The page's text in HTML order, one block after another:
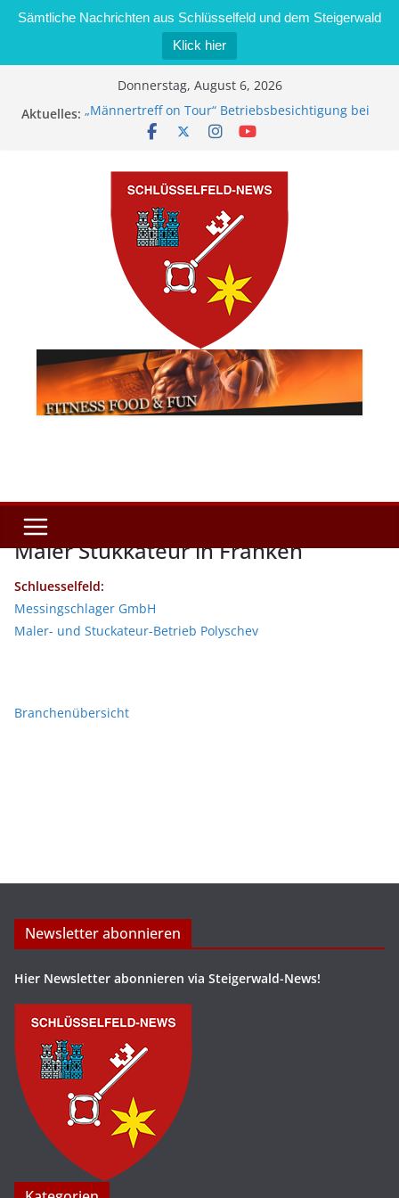
Sämtliche Nachrichten aus Schlüsselfeld und dem Steigerwald
Klick hier
Donnerstag, August 6, 2026
Aktuelles: „Männertreff on Tour“ Betriebsbesichtigung bei
der Schreinerei Zimmermann GmbH
Kontrolle
Stadt Schlüsselfeld bietet Online-Anmeldung für
Kindergartenplätze an
Dieseldiebstahl im Wert von 600 Euro
Maler Stukkateur in Franken
Schluesselfeld:
Messingschlager GmbH
Maler- und Stuckateur-Betrieb Polyschev
Branchenübersicht
Newsletter abonnieren
Hier Newsletter abonnieren via Steigerwald-News!